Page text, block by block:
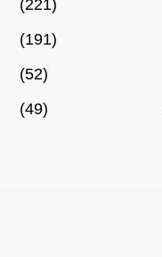
(221)
(191)
(52)
(49)